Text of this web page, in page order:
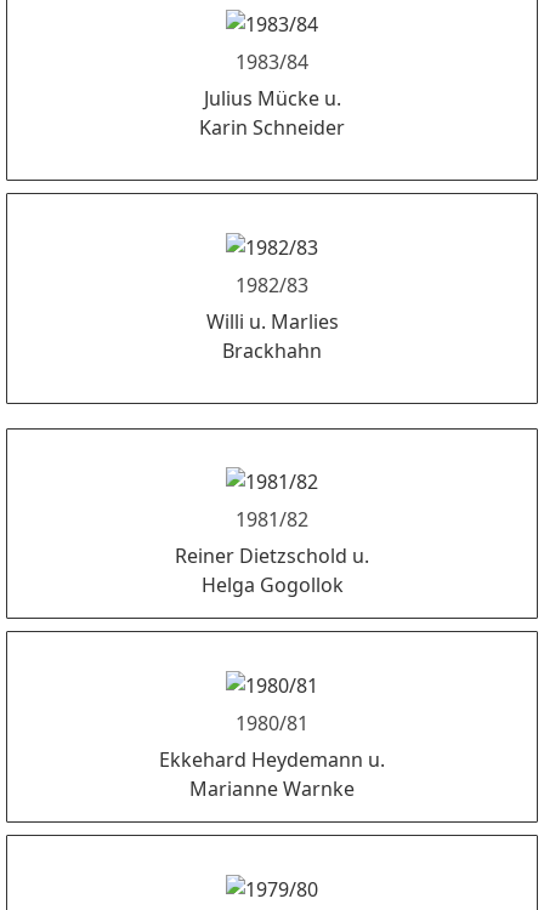
1983/84
Julius Mücke u.
Karin Schneider
1982/83
Willi u. Marlies
Brackhahn
1981/82
Reiner Dietzschold u.
Helga Gogollok
1980/81
Ekkehard Heydemann u.
Marianne Warnke